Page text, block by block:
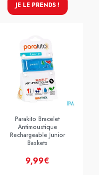
JE LE PRENDS !
Parakito Bracelet
Antimoustique
Rechargeable Junior
Baskets
9,99€